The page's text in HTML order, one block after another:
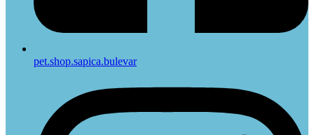
pet.shop.sapica.bulevar